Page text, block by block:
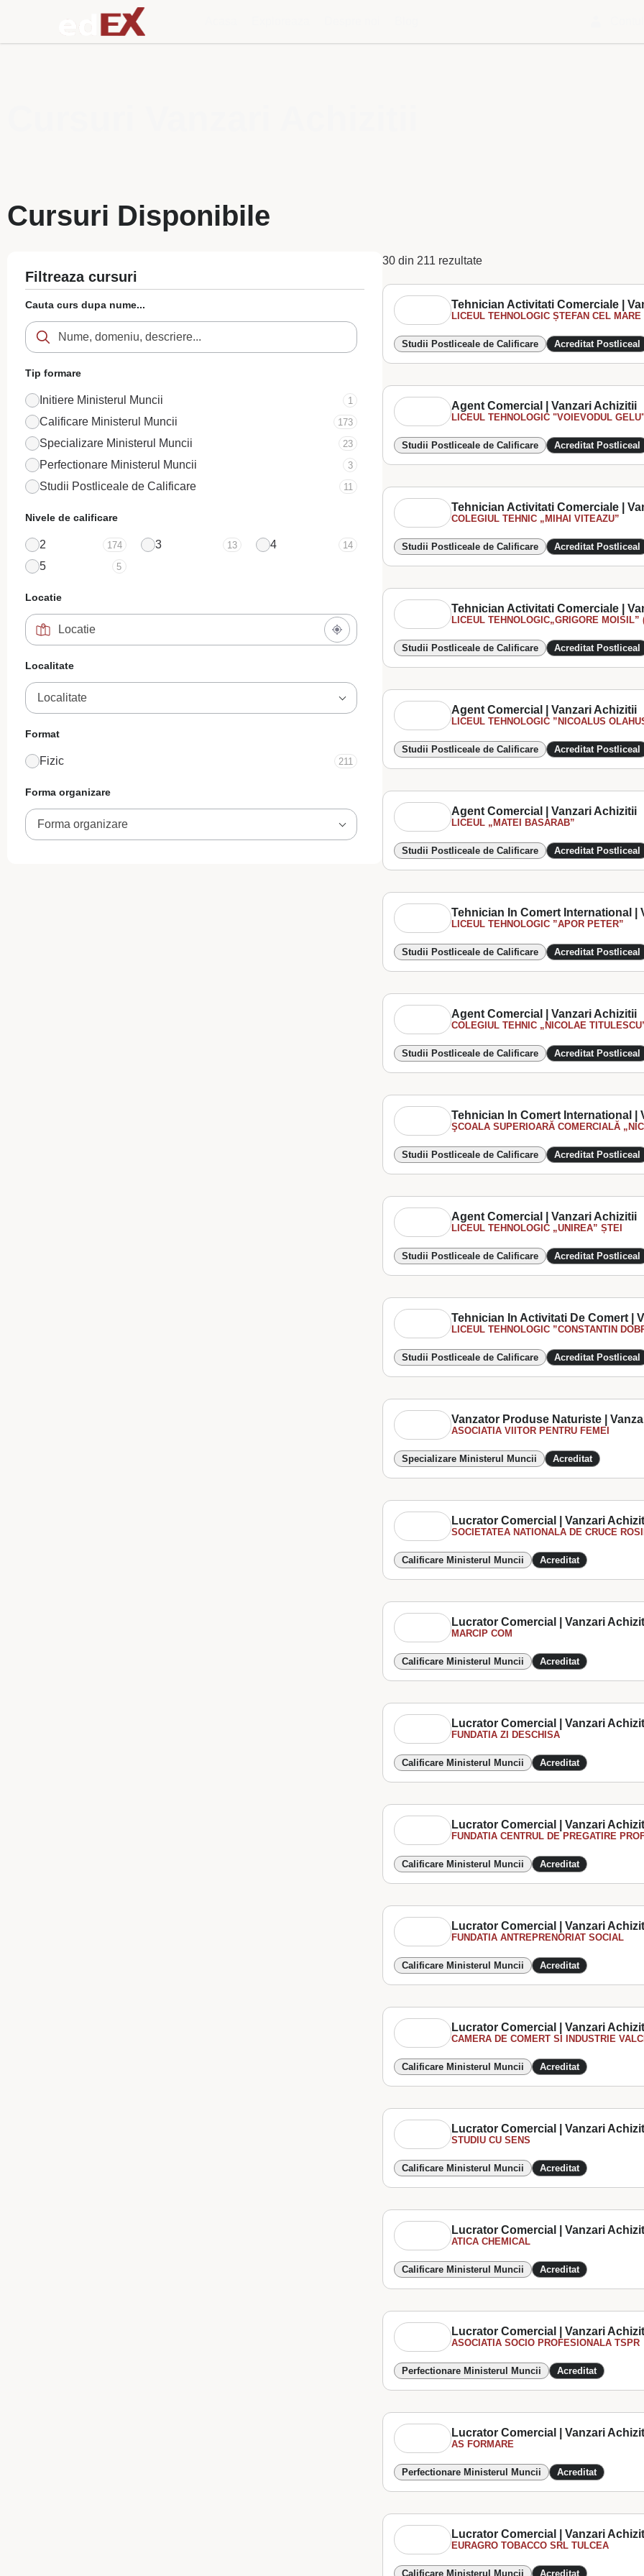
Cursuri Disponibile
Filtreaza cursuri
Cauta curs dupa nume...
Tip formare
Initiere Ministerul Muncii 1
Calificare Ministerul Muncii 173
Specializare Ministerul Muncii 23
Perfectionare Ministerul Muncii 3
Studii Postliceale de Calificare 11
Nivele de calificare
2 174 3 13 4 14
5 5
Locatie
Localitate
Localitate
Format
Fizic 211
Forma organizare
Forma organizare
30 din 211 rezultate
Tehnician Activitati Comerciale |
LICEUL TEHNOLOGIC ȘTEFAN CEL MARE
Studii Postliceale de Calificare Acreditat Postliceal
Agent Comercial | Vanzari Achizitii
LICEUL TEHNOLOGIC "VOIEVODUL
Studii Postliceale de Calificare Acreditat Postliceal
Tehnician Activitati Comerciale |
COLEGIUL TEHNIC „MIHAI VITEAZU”
Studii Postliceale de Calificare Acreditat Postliceal
Tehnician Activitati Comerciale |
LICEUL TEHNOLOGIC„GRIGORE MOISIL”
Studii Postliceale de Calificare Acreditat Postliceal
Agent Comercial | Vanzari Achizitii
LICEUL TEHNOLOGIC ”NICOALUS
Studii Postliceale de Calificare Acreditat Postliceal
Agent Comercial | Vanzari Achizitii
LICEUL „MATEI BASARAB”
Studii Postliceale de Calificare Acreditat Postliceal
Tehnician In Comert International |
LICEUL TEHNOLOGIC ”APOR PETER”
Studii Postliceale de Calificare Acreditat Postliceal
Agent Comercial | Vanzari Achizitii
COLEGIUL TEHNIC „NICOLAE
Studii Postliceale de Calificare Acreditat Postliceal
Tehnician In Comert International |
ŞCOALA SUPERIOARĂ COMERCIALĂ
Studii Postliceale de Calificare Acreditat Postliceal
Agent Comercial | Vanzari Achizitii
LICEUL TEHNOLOGIC „UNIREA” ȘTEI
Studii Postliceale de Calificare Acreditat Postliceal
Tehnician In Activitati De Comert |
LICEUL TEHNOLOGIC ”CONSTANTIN
Studii Postliceale de Calificare Acreditat Postliceal
Vanzator Produse Naturiste |
ASOCIATIA VIITOR PENTRU FEMEI
Specializare Ministerul Muncii Acreditat
Lucrator Comercial | Vanzari
SOCIETATEA NATIONALA DE CRUCE
Calificare Ministerul Muncii Acreditat
Lucrator Comercial | Vanzari
MARCIP COM
Calificare Ministerul Muncii Acreditat
Lucrator Comercial | Vanzari
FUNDATIA ZI DESCHISA
Calificare Ministerul Muncii Acreditat
Lucrator Comercial | Vanzari
FUNDATIA CENTRUL DE PREGATIRE
Calificare Ministerul Muncii Acreditat
Lucrator Comercial | Vanzari
FUNDATIA ANTREPRENORIAT SOCIAL
Calificare Ministerul Muncii Acreditat
Lucrator Comercial | Vanzari
CAMERA DE COMERT SI INDUSTRIE
Calificare Ministerul Muncii Acreditat
Lucrator Comercial | Vanzari
STUDIU CU SENS
Calificare Ministerul Muncii Acreditat
Lucrator Comercial | Vanzari
ATICA CHEMICAL
Calificare Ministerul Muncii Acreditat
Lucrator Comercial | Vanzari
ASOCIATIA SOCIO PROFESIONALA TSPR
Perfectionare Ministerul Muncii Acreditat
Lucrator Comercial | Vanzari
AS FORMARE
Perfectionare Ministerul Muncii Acreditat
Lucrator Comercial | Vanzari
EURAGRO TOBACCO SRL TULCEA
Calificare Ministerul Muncii Acreditat